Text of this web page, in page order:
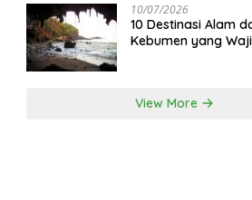
10/07/2026
10 Destinasi Alam
Kebumen yang
View More